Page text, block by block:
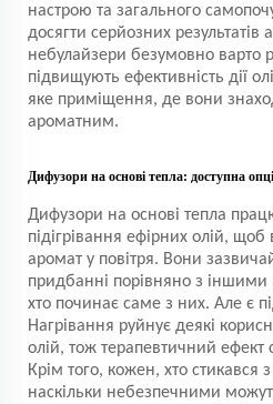
настрою та загального
досягти серйозних результатів
небулайзери безумовно варто
підвищують ефективність дії
яке приміщення, де вони
ароматним.
Дифузори на основі тепла: доступна
Дифузори на основі тепла
підігрівання ефірних олій, щоб
аромат у повітря. Вони
придбанні порівняно з іншими
хто починає саме з них. Але є
Нагрівання руйнує деякі
олій, тож терапевтичний
Крім того, кожен, хто стикався
наскільки небезпечними